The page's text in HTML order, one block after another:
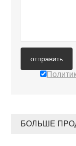
отправить
БОЛЬШЕ